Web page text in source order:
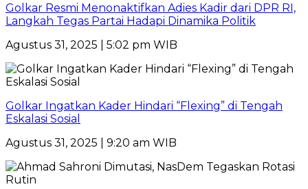
Golkar Resmi Menonaktifkan Adies Kadir dari DPR RI,
Langkah Tegas Partai Hadapi Dinamika Politik
Agustus 31, 2025 | 5:02 pm WIB
Golkar Ingatkan Kader Hindari “Flexing” di Tengah
Eskalasi Sosial
Agustus 31, 2025 | 9:20 am WIB